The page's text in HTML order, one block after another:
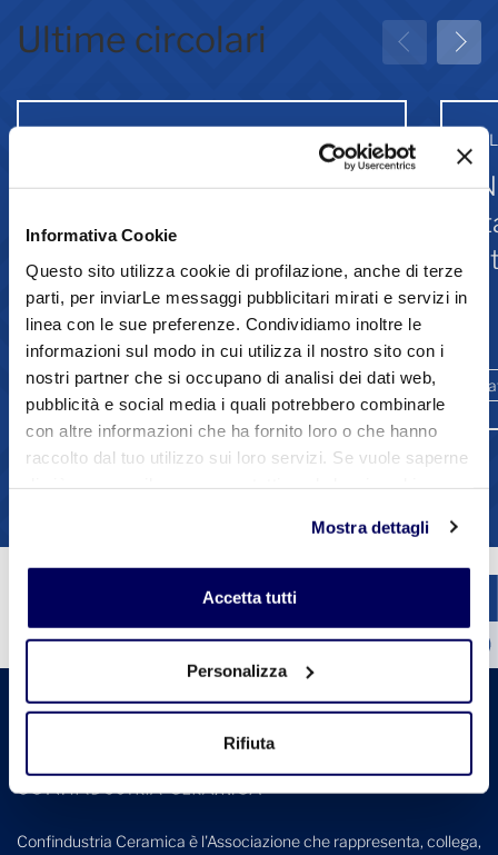
Informativa Cookie
Questo sito utilizza cookie di profilazione, anche di terze
parti, per inviarLe messaggi pubblicitari mirati e servizi in
linea con le sue preferenze. Condividiamo inoltre le
informazioni sul modo in cui utilizza il nostro sito con i
nostri partner che si occupano di analisi dei dati web,
pubblicità e social media i quali potrebbero combinarle
con altre informazioni che ha fornito loro o che hanno
raccolto dal tuo utilizzo sui loro servizi. Se vuole saperne
sul tasto "Accetta tutti". Se non vuole i cookie di
profilazione può negare il consenso sul tasto "Rifiuta".
Mostra dettagli
Accetta tutti
Personalizza
Rifiuta
Ultime circolari
Greenwashing: attività
associative
Comunicazione
Ambiente e sostenibilità Promozione
31
1 2 3 4
Confindustria Ceramica è l'Associazione che rappresenta, collega,